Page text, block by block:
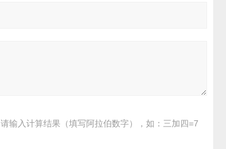
请输入计算结果（填写阿拉伯数字），如：三加四=7